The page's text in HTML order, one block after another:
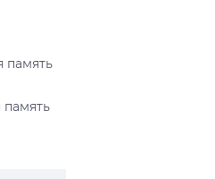
память
память